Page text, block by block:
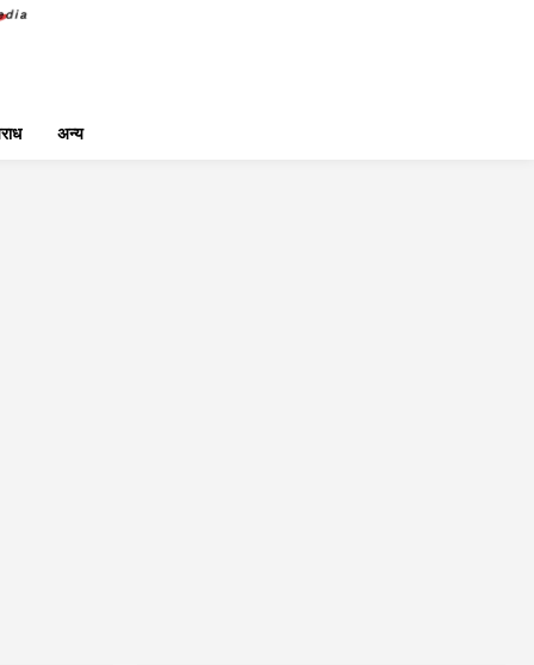
अन्य